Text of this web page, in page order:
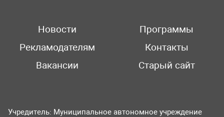
Новости
Программы
Рекламодателям
Контакты
Вакансии
Старый сайт
Учредитель: Муниципальное автономное учреждение